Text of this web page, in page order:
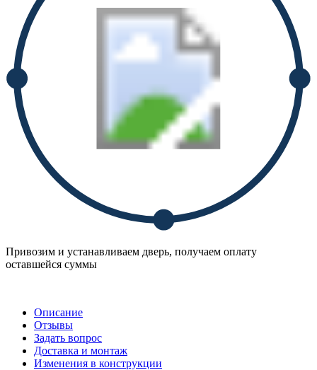
Привозим и устанавливаем дверь, получаем оплату
оставшейся суммы
Описание
Отзывы
Задать вопрос
Доставка и монтаж
Изменения в конструкции